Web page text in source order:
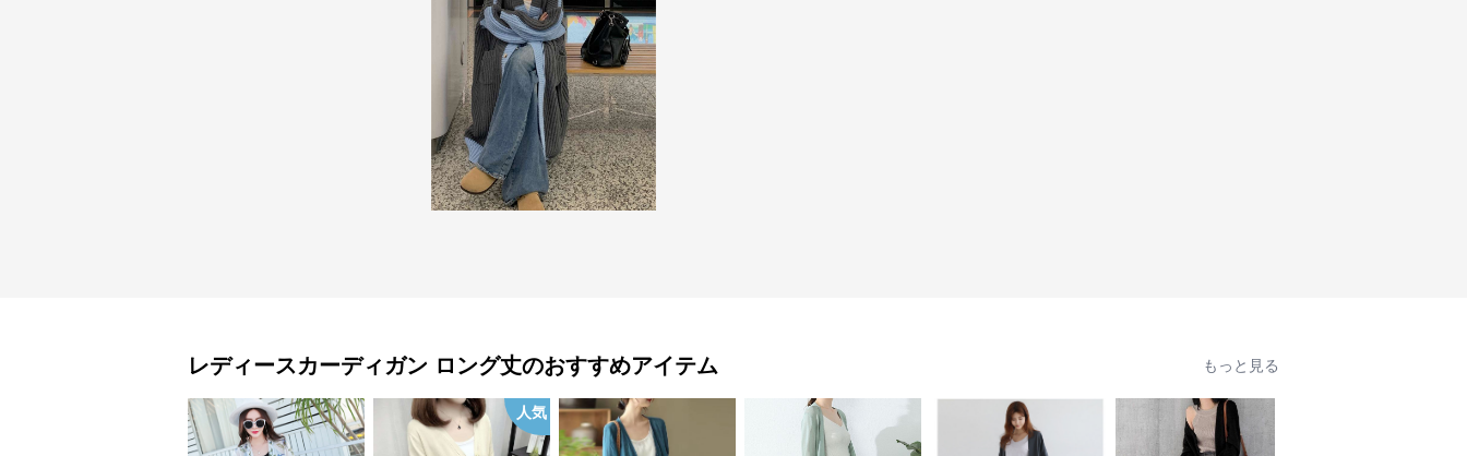
レディースカーディガン ロング丈のおすすめアイテム もっと見る
人気